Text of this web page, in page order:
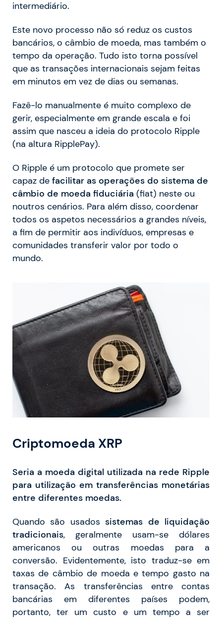
intermediário.
Este novo processo não só reduz os custos
bancários, o câmbio de moeda, mas também o
tempo da operação. Tudo isto torna possível
que as transações internacionais sejam feitas
em minutos em vez de dias ou semanas.
Fazê-lo manualmente é muito complexo de
gerir, especialmente em grande escala e foi
assim que nasceu a ideia do protocolo Ripple
(na altura RipplePay).
O Ripple é um protocolo que promete ser
capaz de facilitar as operações do sistema de
câmbio de moeda fiduciária (fiat) neste ou
noutros cenários. Para além disso, coordenar
todos os aspetos necessários a grandes níveis,
a fim de permitir aos indivíduos, empresas e
comunidades transferir valor por todo o
mundo.
Criptomoeda XRP
Seria a moeda digital utilizada na rede Ripple
para utilização em transferências monetárias
entre diferentes moedas.
Quando são usadossistemas de liquidação
tradicionais, geralmente usam-se dólares
americanos ou outras moedas para a
conversão. Evidentemente, isto traduz-se em
taxas de câmbio de moeda e tempo gasto na
transação. As transferências entre contas
bancárias em diferentes países podem,
portanto, ter um custo e um tempo a ser